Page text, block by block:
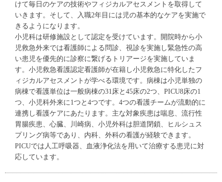
けて毎日のケアの技術やフィジカルアセスメントを取得して
いきます。そして、入職2年目には児の基本的なケアを実施で
きるようになります。
小児科は研修施設として認定を受けています。開院時から小
児救急外来では看護師による問診、視診を実施し緊急性の高
い患児を優先的に診察に繋げるトリアージを実施していま
す。小児救急看護認定看護師が在籍し小児救急に特化したフ
ィジカルアセスメントが学べる環境です。病棟は小児単独の
病棟で看護単位は一般病棟の31床と45床の2つ、PICU8床の1
つ、小児科外来に1つと4つです。4つの看護チームが流動的に
連携し看護ケアにあたります。主な対象疾患は喘息、流行性
胃腸疾患、心臓、川崎病、小児外科は胆道閉鎖、ヒルシュス
プリング病等であり、内科、外科の看護が経験できます。
PICUでは人工呼吸器、血液浄化法を用いて治療する患児に対
応しています。